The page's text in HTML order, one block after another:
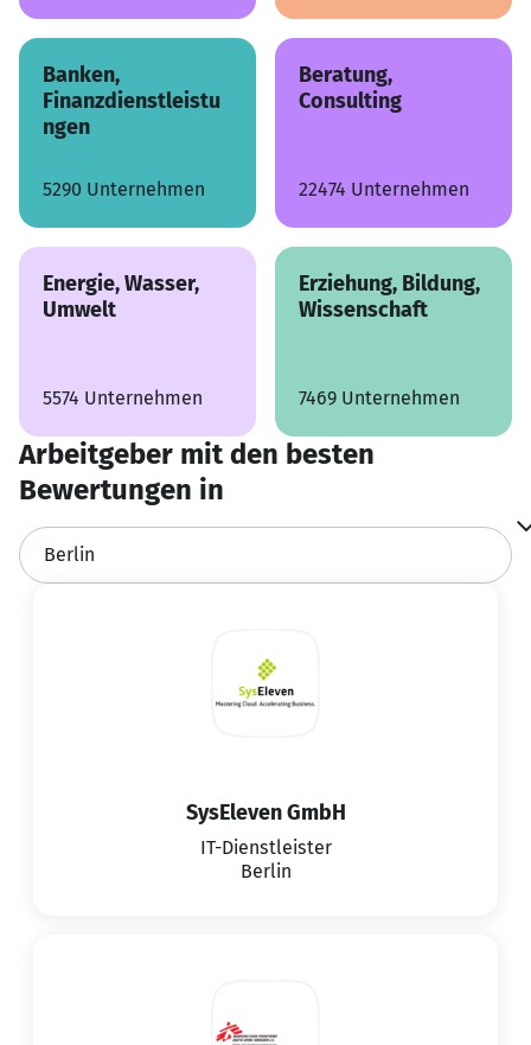
Banken,
Finanzdienstleistu
ngen
5290 Unternehmen
Beratung,
Consulting
22474 Unternehmen
Energie, Wasser,
Umwelt
5574 Unternehmen
Erziehung, Bildung,
Wissenschaft
7469 Unternehmen
Arbeitgeber mit den besten
Bewertungen in
SysEleven GmbH
IT-Dienstleister
Berlin